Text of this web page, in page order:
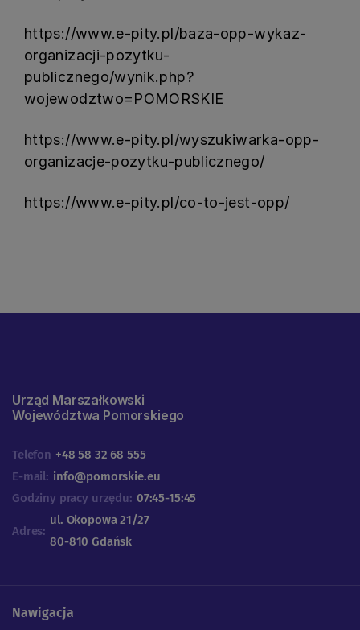
https://www.e-pity.pl/baza-opp-wykaz-
organizacji-pozytku-
publicznego/wynik.php?
wojewodztwo=POMORSKIE
https://www.e-pity.pl/wyszukiwarka-opp-
organizacje-pozytku-publicznego/
https://www.e-pity.pl/co-to-jest-opp/
Urząd Marszałkowski
Województwa Pomorskiego
Telefon +48 58 32 68 555
E-mail: info@pomorskie.eu
Godziny pracy urzędu: 07:45-15:45
Adres:
ul. Okopowa 21/27
80-810 Gdańsk
Nawigacja